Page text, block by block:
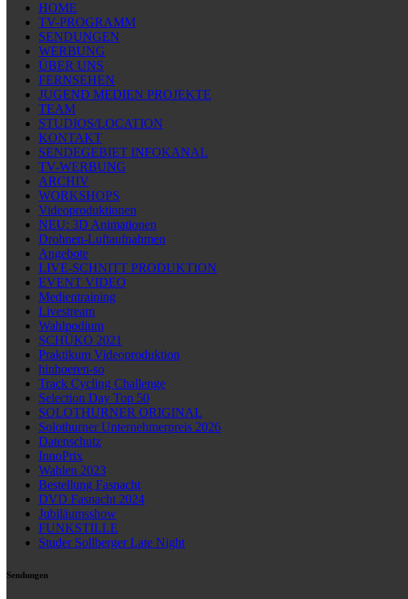
HOME
TV-PROGRAMM
SENDUNGEN
WERBUNG
ÜBER UNS
FERNSEHEN
JUGEND MEDIEN PROJEKTE
TEAM
STUDIOS/LOCATION
KONTAKT
SENDEGEBIET INFOKANAL
TV-WERBUNG
ARCHIV
WORKSHOPS
Videoproduktionen
NEU: 3D Animationen
Drohnen-Luftaufnahmen
Angebote
LIVE-SCHNITT PRODUKTION
EVENT VIDEO
Medientraining
Livestream
Wahlpodium
SCHÜKO 2021
Praktikum Videoproduktion
hinhoeren-so
Track Cycling Challenge
Selection Day Top 50
SOLOTHURNER ORIGINAL
Solothurner Unternehmerpreis 2026
Datenschutz
InnoPrix
Wahlen 2023
Bestellung Fasnacht
DVD Fasnacht 2024
Jubiläumsshow
FUNKSTILLE
Studer Sollberger Late Night
Sendungen